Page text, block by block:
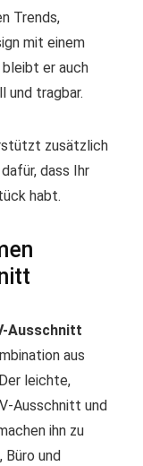
Trends,
mit einem
er auch
und tragbar.
zusätzlich
dass Ihr
habt.
Ausschnitt
aus
leichte,
Ausschnitt und
ihn zu
und